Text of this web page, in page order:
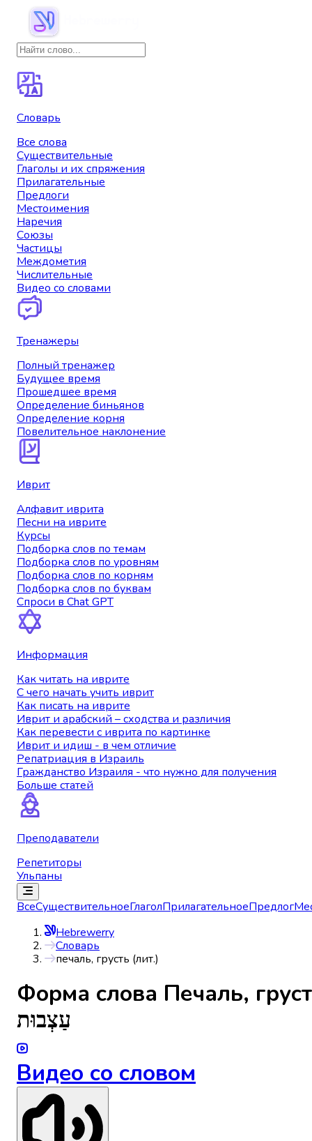
Словарь
Все слова
Существительные
Глаголы и их спряжения
Прилагательные
Предлоги
Местоимения
Наречия
Союзы
Частицы
Междометия
Числительные
Видео со словами
Тренажеры
Полный тренажер
Будущее время
Прошедшее время
Определение биньянов
Определение корня
Повелительное наклонение
Иврит
Алфавит иврита
Песни на иврите
Курсы
Подборка слов по темам
Подборка слов по уровням
Подборка слов по корням
Подборка слов по буквам
Спроси в Chat GPT
Информация
Как читать на иврите
С чего начать учить иврит
Как писать на иврите
Иврит и арабский – сходства и различия
Как перевести с иврита по картинке
Иврит и идиш - в чем отличие
Репатриация в Израиль
Гражданство Израиля - что нужно для получения
Больше статей
Преподаватели
Репетиторы
Ульпаны
ВсеСуществительноеГлаголПрилагательноеПредлог
Hebrewerry
Словарь
печаль, грусть (лит.)
Форма слова Печаль,
עַצְבוּת
Видео со словом